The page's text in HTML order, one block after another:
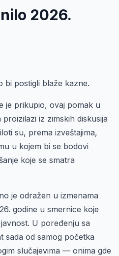
2026.
bi postigli blaže kazne.
je prikupio, ovaj pomak u
iz zimskih diskusija
su, prema izveštajima,
u kojem bi se bodovi
koje se smatra
je odražen u izmenama
godine u smernice koje
U poređenju sa
sada od samog početka
slučajevima — onima gde